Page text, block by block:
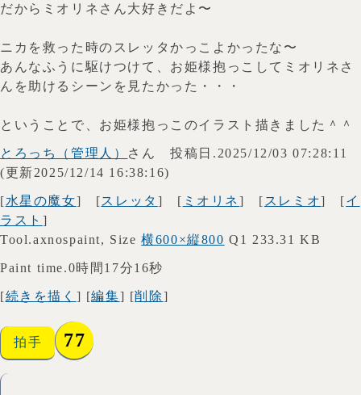
だからミオリネさん大好きだよ〜
ニカを救った時のスレッタかっこよかったな〜
あんなふうに駆けつけて、お姫様抱っこしてミオリネさ
んを助けるシーンを見たかった・・・
ということで、お姫様抱っこのイラスト描きました＾＾
とろっち（管理人） さん 投稿日.2025/12/03 07:28:11
(更新2025/12/14 16:38:16)
[水星の魔女] [スレッタ ] [ ミオリネ] [ スレミオ] [イ
ラスト ]
Tool.axnospaint, Size横600×縦800 Q1 233.31 KB
Paint time.0時間17分16秒
[続きを描く ] [編集] [削除]
拍手 77